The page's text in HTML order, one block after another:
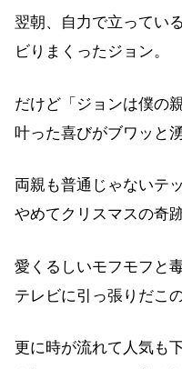
翌朝、自力で立ってい
ビりまくったジョン。
だけど「ジョンは僕の
叶った喜びがブワッと
両親も普通じゃないテ
やめてクリスマスの奇
愛くるしいモフモフと
テレビに引っ張りだこ
更に時が流れて人気も